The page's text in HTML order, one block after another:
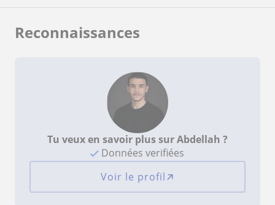
Reconnaissances
Tu veux en savoir plus sur Abdellah ?
Données verifiées
Voir le profil